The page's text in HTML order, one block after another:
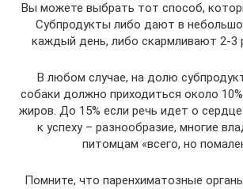
Вы можете выбрать тот способ,
Субпродукты либо дают в
каждый день, либо скармливают 2-3
В любом случае, на долю
собаки должно приходиться около
жиров. До 15% если речь идет о
к успеху – разнообразие, многие
питомцам «всего, но
Помните, что паренхиматозные